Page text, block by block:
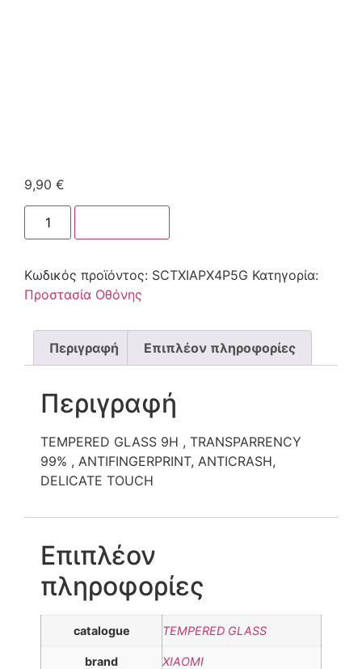
9,90 €
Κωδικός προϊόντος: SCTXIAPX4P5G Κατηγορία:
Προστασία Οθόνης
Περιγραφή Επιπλέον πληροφορίες
Περιγραφή
TEMPERED GLASS 9H , TRANSPARRENCY
99% , ANTIFINGERPRINT, ANTICRASH,
DELICATE TOUCH
Επιπλέον
πληροφορίες
catalogue TEMPERED GLASS
brand XIAOMI